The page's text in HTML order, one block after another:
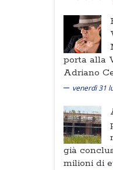
porta alla
Adriano
venerdì 31
già
milioni di